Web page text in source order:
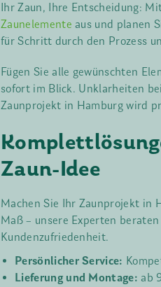
Ihr Zaun, Ihre Entscheidung:
Zaunelemente aus und planen
für Schritt durch den Prozess
Fügen Sie alle gewünschten
sofort im Blick. Unklarheiten
Zaunprojekt in Hamburg wird
Zaun-Idee
Machen Sie Ihr Zaunprojekt in
Maß – unsere Experten
Kundenzufriedenheit.
Persönlicher Service:
Lieferung und Montage: ab